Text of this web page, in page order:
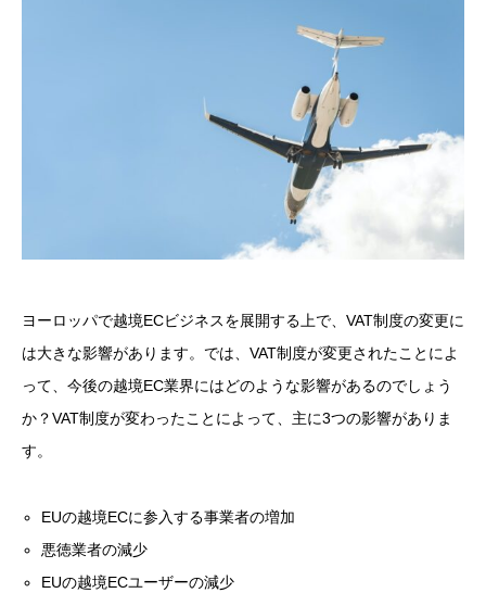
ヨーロッパで越境ECビジネスを展開する上で、VAT制度の変更に
は大きな影響があります。では、VAT制度が変更されたことによ
って、今後の越境EC業界にはどのような影響があるのでしょう
か？VAT制度が変わったことによって、主に3つの影響がありま
す。
EUの越境ECに参入する事業者の増加
悪徳業者の減少
EUの越境ECユーザーの減少